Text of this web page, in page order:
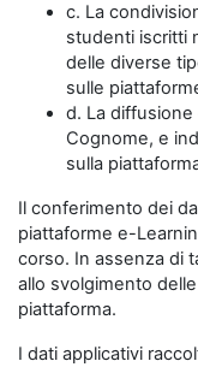
c. La
studenti iscritti
delle diverse
sulle
d. La
Cognome, e
sulla
Il conferimento dei
piattaforme e-
corso. In assenza di
allo svolgimento
piattaforma.
I dati applicativi